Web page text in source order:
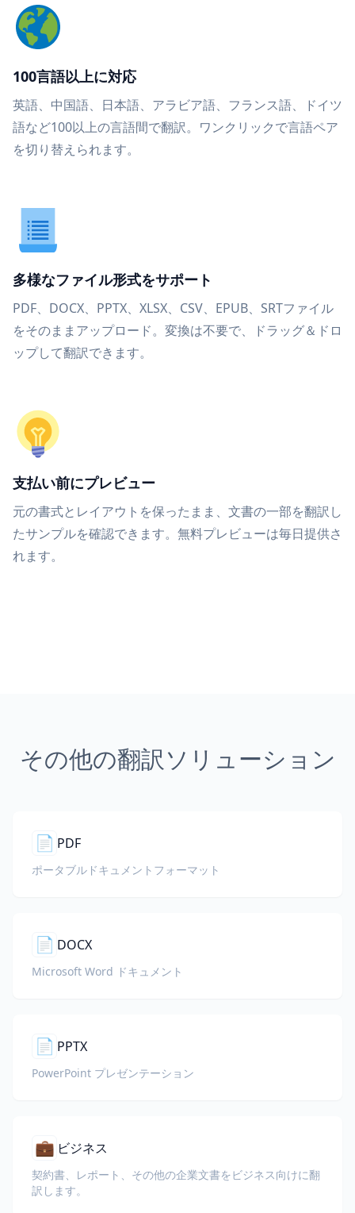
100言語以上に対応
英語、中国語、日本語、アラビア語、フランス語、ドイツ
語など100以上の言語間で翻訳。ワンクリックで言語ペア
を切り替えられます。
多様なファイル形式をサポート
PDF、DOCX、PPTX、XLSX、CSV、EPUB、SRTファイル
をそのままアップロード。変換は不要で、ドラッグ＆ドロ
ップして翻訳できます。
支払い前にプレビュー
元の書式とレイアウトを保ったまま、文書の一部を翻訳し
たサンプルを確認できます。無料プレビューは毎日提供さ
れます。
その他の翻訳ソリューション
📄 PDF
ポータブルドキュメントフォーマット
📄 DOCX
Microsoft Word ドキュメント
📄 PPTX
PowerPoint プレゼンテーション
💼 ビジネス
契約書、レポート、その他の企業文書をビジネス向けに翻
訳します。